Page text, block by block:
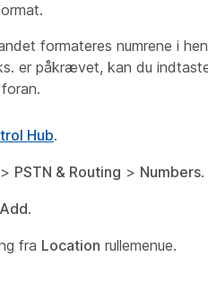
formateres numrene i
er påkrævet, kan du
Hub.
> PSTN & Routing > Numbers.
Add.
fra Location rullemenue.